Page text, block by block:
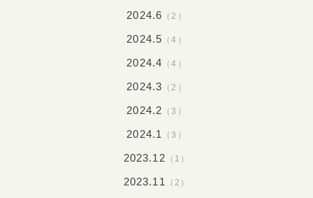
2024.6 （2）
2024.5 （4）
2024.4 （4）
2024.3 （2）
2024.2 （3）
2024.1 （3）
2023.12 （1）
2023.11 （2）